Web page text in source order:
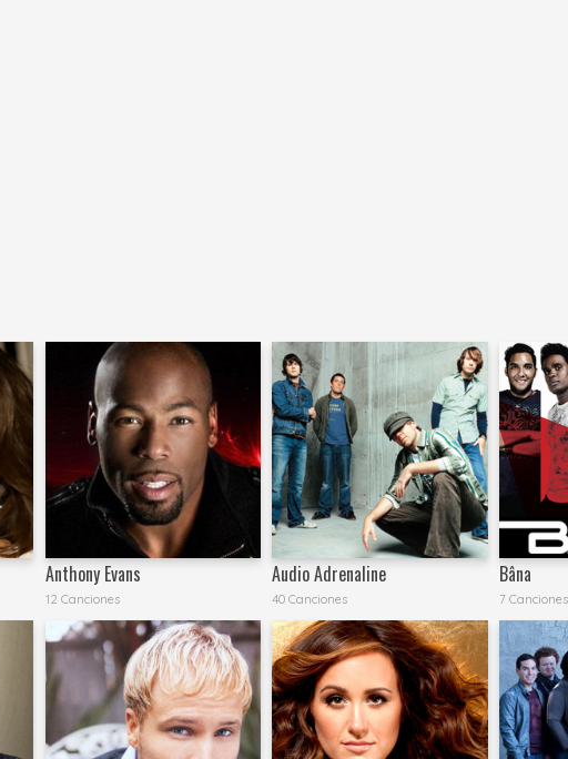
Anthony Evans
12 Canciones
Audio Adrenaline
40 Canciones
Bâna
7 Canciones